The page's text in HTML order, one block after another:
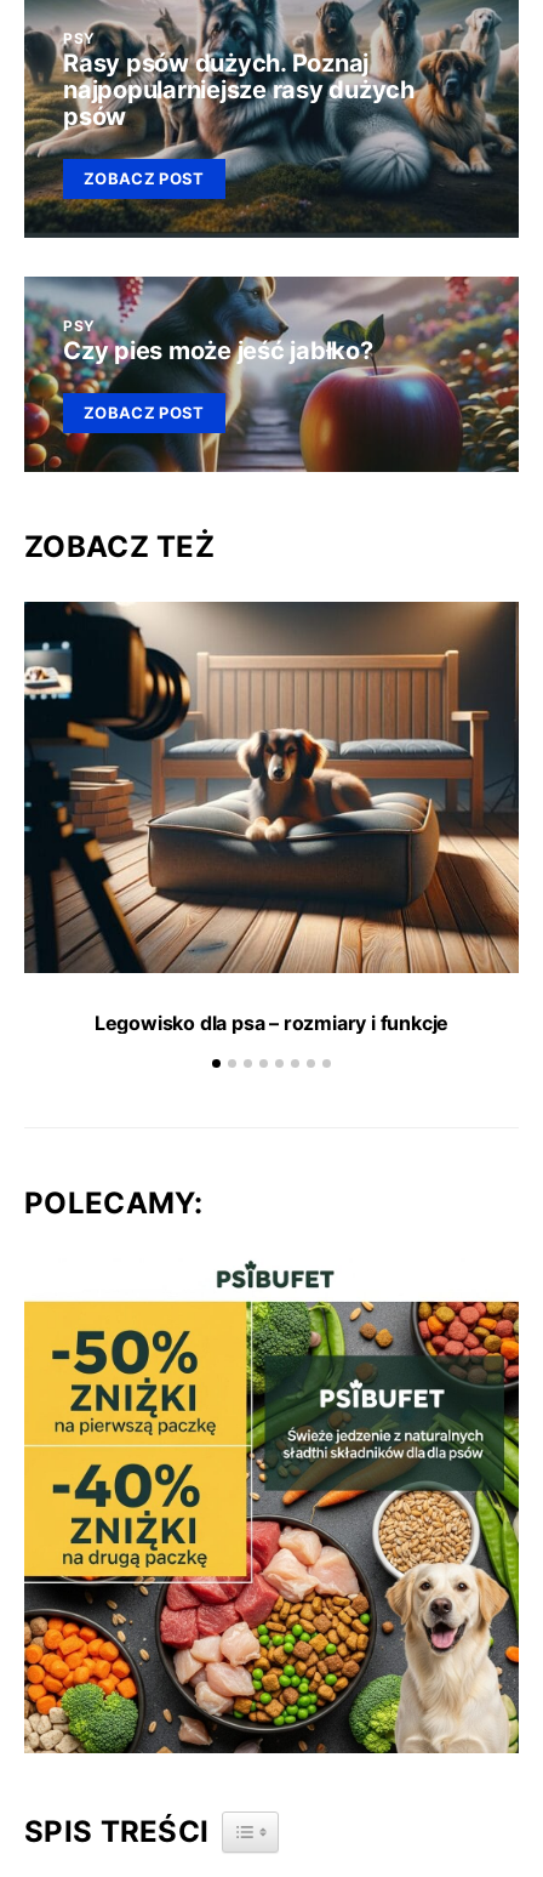
PSY
Rasy psów dużych. Poznaj
najpopularniejsze rasy dużych
psów
ZOBACZ POST
PSY
Czy pies może jeść jabłko?
ZOBACZ POST
ZOBACZ TEŻ
Legowisko dla psa – rozmiary i funkcje
POLECAMY:
SPIS TREŚCI TOGGLE TABLE OF CONTENT